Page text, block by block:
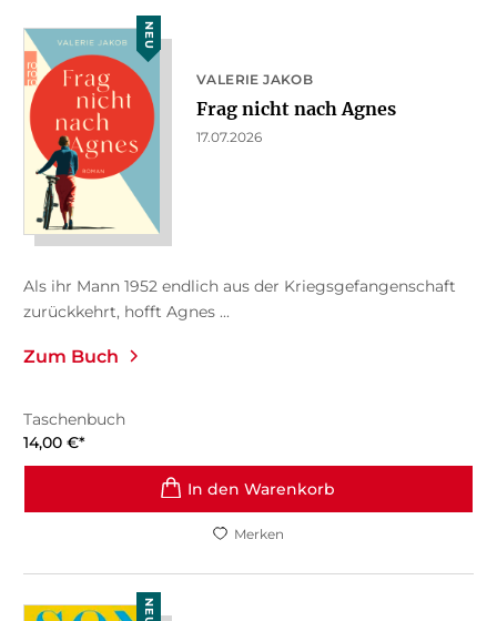
NEU
VALERIE JAKOB
Frag nicht nach Agnes
17.07.2026
Als ihr Mann 1952 endlich aus der Kriegsgefangenschaft
zurückkehrt, hofft Agnes ...
Zum Buch
Taschenbuch
14,00 €*
In den Warenkorb
Merken
NEU